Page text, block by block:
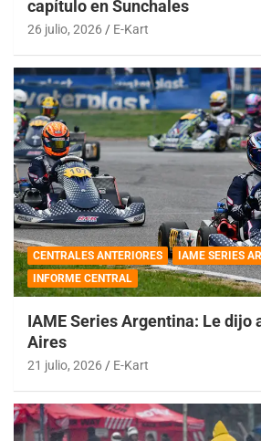
capítulo en Sunchales
26 julio, 2026 E-Kart
CENTRALES ANTERIORES
IAME SERIES
INFORME CENTRAL
IAME Series Argentina: Le dijo
Aires
21 julio, 2026 E-Kart